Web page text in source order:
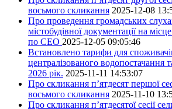
восьмого скликання 2025-12-08
Про проведення громадських
містобудівної документації на
по СЕО 2025-12-05 09:05:46
Встановлено тарифи для
централізованого водопостачання
2026 рік. 2025-11-11 14:53:07
Про скликання п’ятдесят першої
восьмого скликання 2025-11-10
Про скликання п’ятдесятої сесії